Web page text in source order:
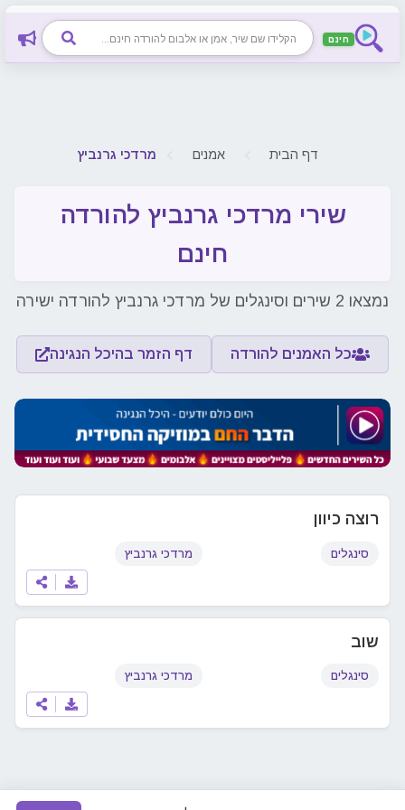
חינם
דף הבית אמנים מרדכי גרנביץ
שירי מרדכי גרנביץ להורדה
חינם
נמצאו 2 שירים וסינגלים של מרדכי גרנביץ להורדה ישירה
כל האמנים להורדה דף הזמר בהיכל הנגינה
רוצה כיוון
סינגלים מרדכי גרנביץ
שוב
סינגלים מרדכי גרנביץ